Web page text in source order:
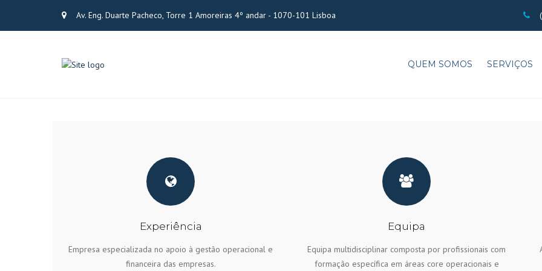
Av. Eng. Duarte Pacheco, Torre 1 Amoreiras 4º andar - 1070-101 Lisboa
QUEM SOMOS SERVIÇOS
Experiência
Empresa especializada no apoio à gestão operacional e
financeira das empresas.
Equipa
Equipa multidisciplinar composta por profissionais com
formação específica em áreas core operacionais e